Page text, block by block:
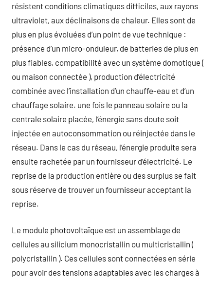
résistent conditions climatiques difficiles, aux rayons
ultraviolet, aux déclinaisons de chaleur. Elles sont de
plus en plus évoluées d’un point de vue technique :
présence d’un micro-onduleur, de batteries de plus en
plus fiables, compatibilité avec un système domotique (
ou maison connectée ), production d’électricité
combinée avec l’installation d’un chauffe-eau et d’un
chauffage solaire. une fois le panneau solaire ou la
centrale solaire placée, l’énergie sans doute soit
injectée en autoconsommation ou réinjectée dans le
réseau. Dans le cas du réseau, l’énergie produite sera
ensuite rachetée par un fournisseur d’électricité. Le
reprise de la production entière ou des surplus se fait
sous réserve de trouver un fournisseur acceptant la
reprise.
Le module photovoltaïque est un assemblage de
cellules au silicium monocristallin ou multicristallin (
polycristallin ). Ces cellules sont connectées en série
pour avoir des tensions adaptables avec les charges à